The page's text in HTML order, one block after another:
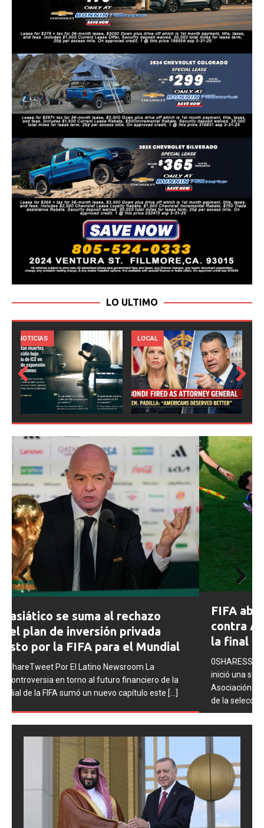
LO ULTIMO
LOCAL NOTICIAS
Prev
Next
FIFA abre expedientes disciplinarios
contra Argentina tras los incidentes en
la final del Mundial 2026
0SHARESShareTweet Por El Latino Newsroom La FIFA
inició una serie de procesos disciplinarios contra la
Asociación del Fútbol Argentino (AFA), cuatro integrantes
Prev
ious